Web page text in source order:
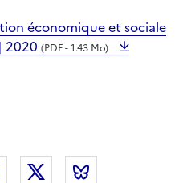
économique et sociale
2020 (PDF - 1.43 Mo)
FacebookTwitter